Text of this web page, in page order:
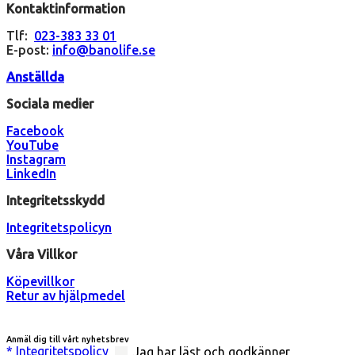
Kontaktinformation
Tlf: 023-383 33 01
E-post: info@banolife.se
Anställda
Sociala medier
Facebook
YouTube
Instagram
LinkedIn
Integritetsskydd
Integritetspolicyn
Våra Villkor
Köpevillkor
Retur av hjälpmedel
Anmäl dig till vårt nyhetsbrev
* Integritetspolicy Jag har läst och godkänner